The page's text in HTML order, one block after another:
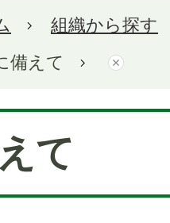
組織から探す
備えて
て